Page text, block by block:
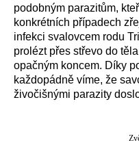
podobným parazitům,
konkrétních případech
infekci svalovcem rodu
prolézt přes střevo do
opačným koncem. Díky
každopádně víme, že
živočišnými parazity